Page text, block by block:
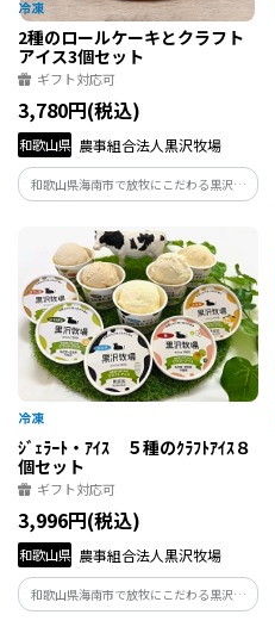
2種のロールケーキとクラフト
アイス3個セット
ギフト対応可
3,780円(税込)
和歌山県 農事組合法人黒沢牧場
和歌山県海南市で放牧にこだわる黒沢牧
場が、乳化剤・安定剤不使用で和歌山県
産素材を生かして作ったアイスクリーム
とかわいらしい牛柄のロールケーキのセ
ットです。
ｼﾞｪﾗｰﾄ・ｱｲｽ ５種のｸﾗﾌﾄｱｲｽ８
個セット
ギフト対応可
3,996円(税込)
和歌山県 農事組合法人黒沢牧場
和歌山県海南市で放牧にこだわる黒沢牧
場が、乳化剤・安定剤不使用で和歌山県